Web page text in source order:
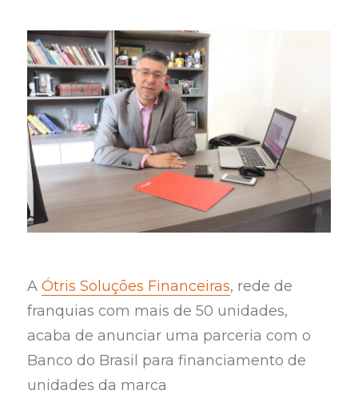
AÓtris Soluções Financeiras, rede de
franquias com mais de 50 unidades,
acaba de anunciar uma parceria com o
Banco do Brasil para financiamento de
unidades da marca